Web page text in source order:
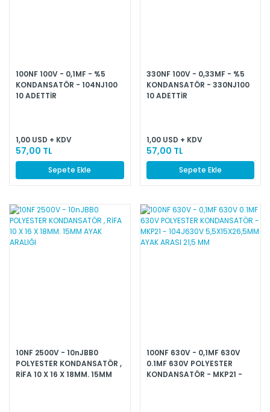
100NF 100V - 0,1MF - %5
KONDANSATÖR - 104NJ100
10 ADETTİR
1,00 USD + KDV
57,00 TL
Sepete Ekle
330NF 100V - 0,33MF - %5
KONDANSATÖR - 330NJ100
10 ADETTİR
1,00 USD + KDV
57,00 TL
Sepete Ekle
10NF 2500V - 10nJBB0
POLYESTER KONDANSATÖR ,
RİFA 10 X 16 X 18MM. 15MM
100NF 630V - 0,1MF 630V
0.1MF 630V POLYESTER
KONDANSATÖR - MKP21 -